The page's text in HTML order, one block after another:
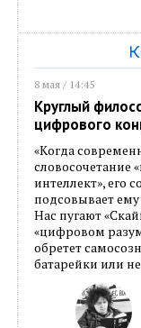
8 мая / 14:45
Круглый
цифрового
«Когда
словосочетание
интеллект», его
подсовывает
Нас пугают
«цифровом
обретет
батарейки или